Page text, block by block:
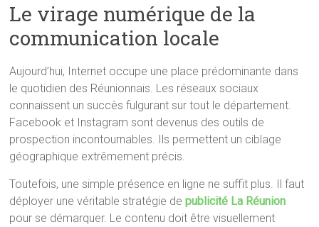
Le virage numérique de la
communication locale
Aujourd’hui, Internet occupe une place prédominante dans
le quotidien des Réunionnais. Les réseaux sociaux
connaissent un succès fulgurant sur tout le département.
Facebook et Instagram sont devenus des outils de
prospection incontournables. Ils permettent un ciblage
géographique extrêmement précis.
Toutefois, une simple présence en ligne ne suffit plus. Il faut
déployer une véritable stratégie depublicité La Réunion
pour se démarquer. Le contenu doit être visuellement